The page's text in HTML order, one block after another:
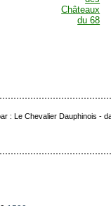
: Le Chevalier Dauphinois -